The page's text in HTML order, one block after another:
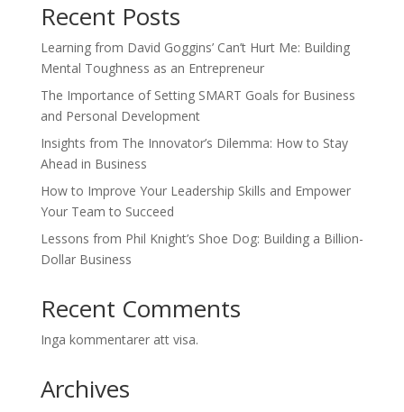
Recent Posts
Learning from David Goggins’ Can’t Hurt Me: Building
Mental Toughness as an Entrepreneur
The Importance of Setting SMART Goals for Business
and Personal Development
Insights from The Innovator’s Dilemma: How to Stay
Ahead in Business
How to Improve Your Leadership Skills and Empower
Your Team to Succeed
Lessons from Phil Knight’s Shoe Dog: Building a Billion-
Dollar Business
Recent Comments
Inga kommentarer att visa.
Archives